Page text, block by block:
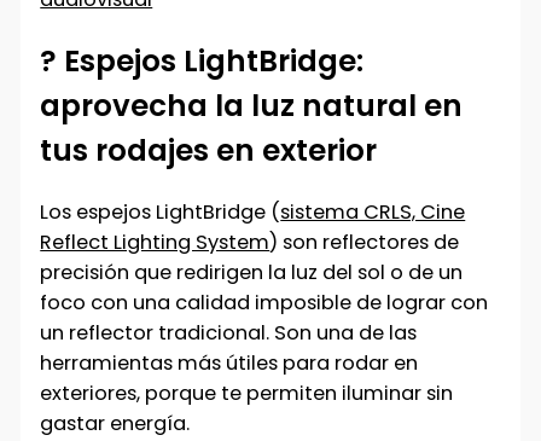
? Espejos LightBridge:
aprovecha la luz natural en
tus rodajes en exterior
Los espejos LightBridge (sistema CRLS, Cine
Reflect Lighting System) son reflectores de
precisión que redirigen la luz del sol o de un
foco con una calidad imposible de lograr con
un reflector tradicional. Son una de las
herramientas más útiles para rodar en
exteriores, porque te permiten iluminar sin
gastar energía.